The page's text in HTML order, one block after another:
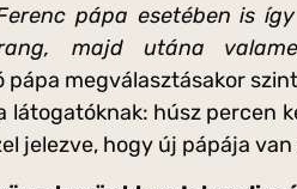
pápa esetében is
majd utána
pápa megválasztásakor
látogatóknak: húsz percen
jelezve, hogy új pápája